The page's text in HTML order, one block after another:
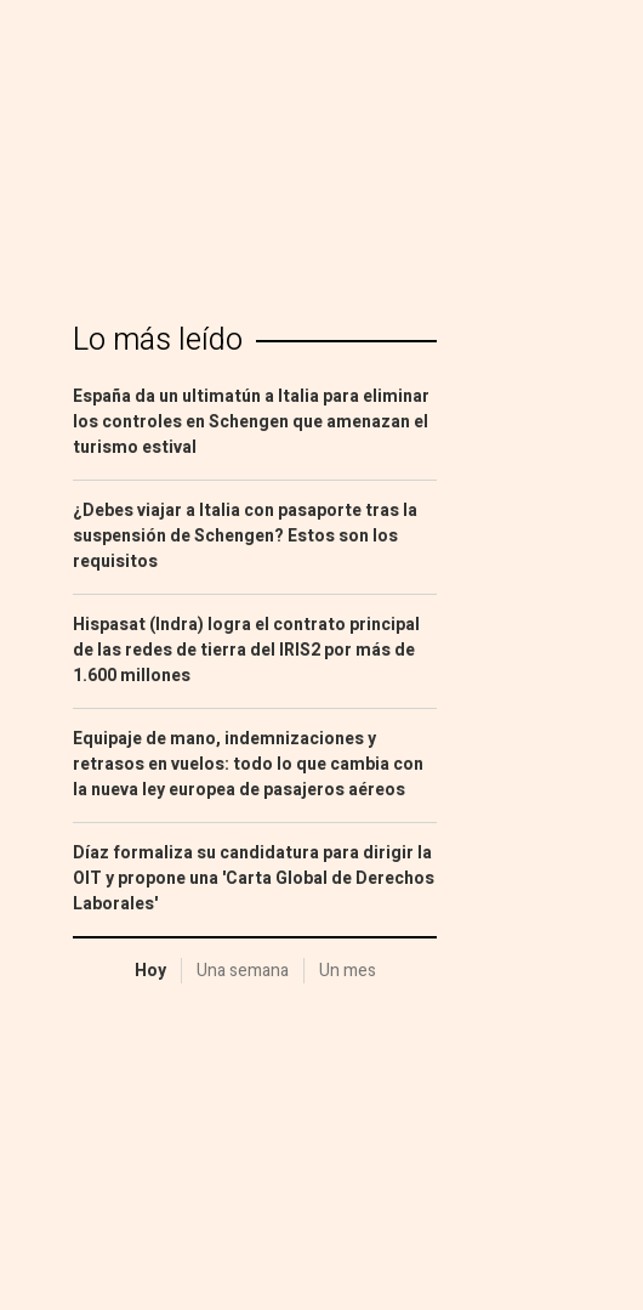
Lo más leído
España da un ultimatún a Italia para eliminar
los controles en Schengen que amenazan el
turismo estival
¿Debes viajar a Italia con pasaporte tras la
suspensión de Schengen? Estos son los
requisitos
Hispasat (Indra) logra el contrato principal
de las redes de tierra del IRIS2 por más de
1.600 millones
Equipaje de mano, indemnizaciones y
retrasos en vuelos: todo lo que cambia con
la nueva ley europea de pasajeros aéreos
Díaz formaliza su candidatura para dirigir la
OIT y propone una 'Carta Global de Derechos
Laborales'
Hoy Una semana Un mes